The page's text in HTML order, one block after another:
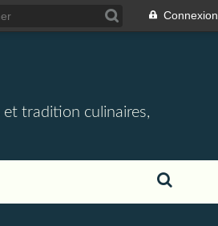
Connexion
tradition culinaires,